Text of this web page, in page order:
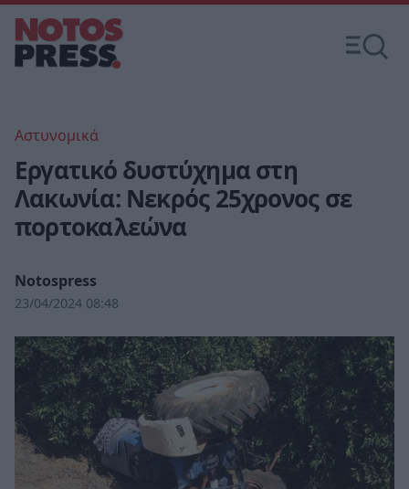
Αστυνομικά
Εργατικό δυστύχημα στη
Λακωνία: Νεκρός 25χρονος σε
πορτοκαλεώνα
Notospress
23/04/2024 08:48